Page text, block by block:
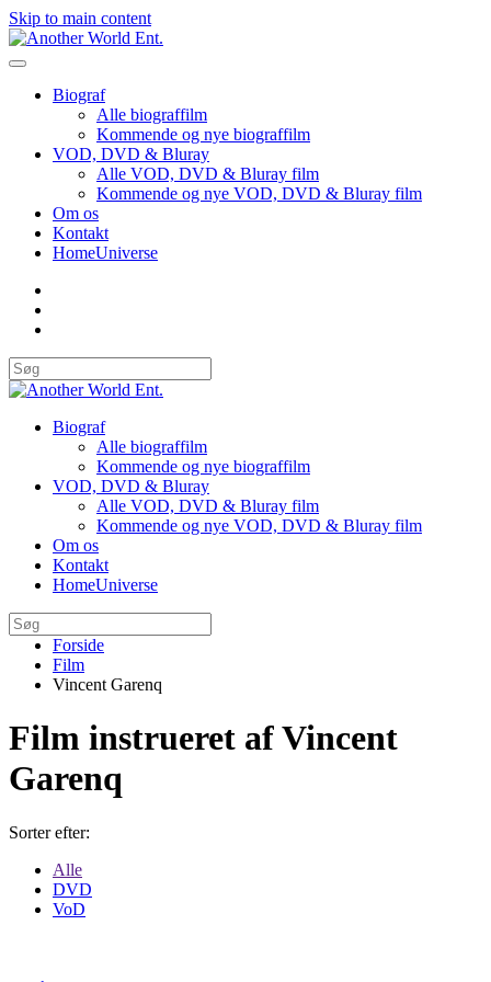
Skip to main content
Biograf
Alle biograffilm
Kommende og nye biograffilm
VOD, DVD & Bluray
Alle VOD, DVD & Bluray film
Kommende og nye VOD, DVD & Bluray film
Om os
Kontakt
HomeUniverse
Biograf
Alle biograffilm
Kommende og nye biograffilm
VOD, DVD & Bluray
Alle VOD, DVD & Bluray film
Kommende og nye VOD, DVD & Bluray film
Om os
Kontakt
HomeUniverse
Forside
Film
Vincent Garenq
Film instrueret af Vincent
Garenq
Sorter efter:
Alle
DVD
VoD